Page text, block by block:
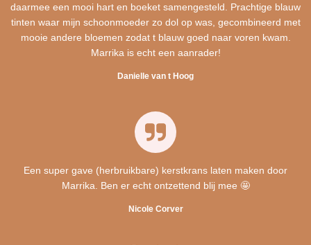
daarmee een mooi hart en boeket samengesteld. Prachtige blauw
tinten waar mijn schoonmoeder zo dol op was, gecombineerd met
mooie andere bloemen zodat t blauw goed naar voren kwam.
Marrika is echt een aanrader!
Danielle van t Hoog
Een super gave (herbruikbare) kerstkrans laten maken door
Marrika. Ben er echt ontzettend blij mee 🤩
Nicole Corver